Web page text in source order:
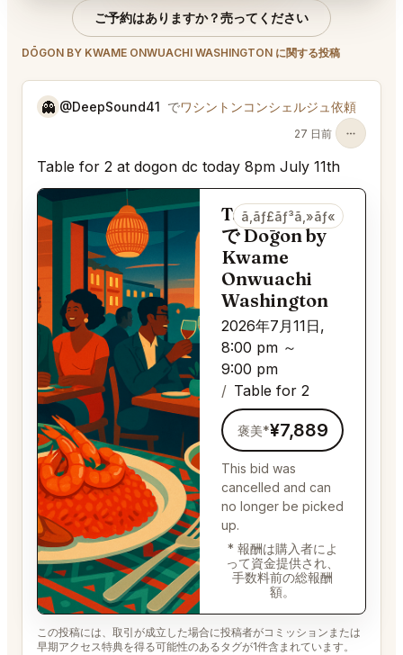
ご予約はありますか？売ってください
DŌGON BY KWAME ONWUACHI WASHINGTON に関する投稿
👻 @DeepSound41 でワシントンコンシェルジュ依頼
27 日前
Table for 2 at dogon dc today 8pm July 11th
Table for 2
で Dōgon by
Kwame
Onwuachi
Washington
2026年7月11日,
8:00 pm ～
9:00 pm
Table for 2
ã‚­ãƒ£ãƒ³ã‚»ãƒ«
褒美*¥7,889
This bid was
cancelled and can
no longer be picked
up.
* 報酬は購入者によ
って資金提供され、
手数料前の総報酬
額。
この投稿には、取引が成立した場合に投稿者がコミッションまたは
早期アクセス特典を得る可能性のあるタグが1件含まれています。